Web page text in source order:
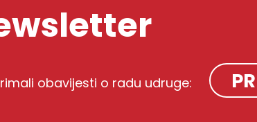
obavijesti o radu udruge: